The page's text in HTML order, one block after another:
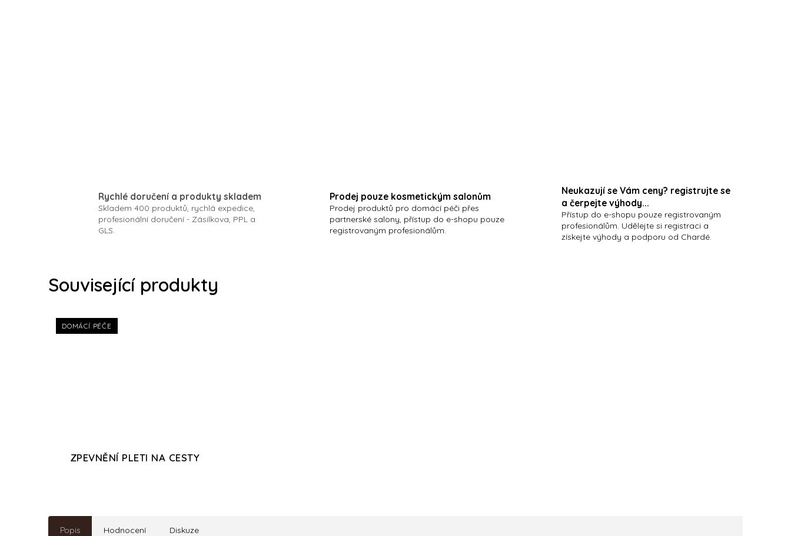
Rychlé doručení a produkty skladem
Skladem 400 produktů, rychlá expedice,
profesionální doručení - Zásilkova, PPL a
GLS.
Prodej pouze kosmetickým salonům
Prodej produktů pro domácí péči přes
partnerské salony, přístup do e-shopu pouze
registrovaným profesionálům.
Neukazují se Vám ceny? registrujte se
a čerpejte výhody...
Přístup do e-shopu pouze registrovaným
profesionálům. Udělejte si registraci a
získejte výhody a podporu od Chardé.
Související produkty
DOMÁCÍ PÉČE
ZPEVNĚNÍ PLETI NA CESTY
Popis Hodnocení Diskuze